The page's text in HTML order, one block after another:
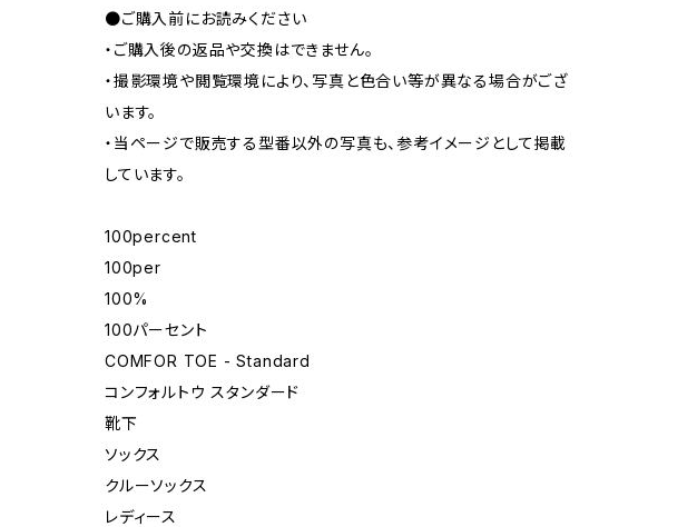
●ご購入前にお読みください
・ご購入後の返品や交換はできません。
・撮影環境や閲覧環境により、写真と色合い等が異なる場合がござ
います。
・当ページで販売する型番以外の写真も、参考イメージとして掲載
しています。
100percent
100per
100%
100パーセント
COMFOR TOE - Standard
コンフォルトウ スタンダード
靴下
ソックス
クルーソックス
レディース